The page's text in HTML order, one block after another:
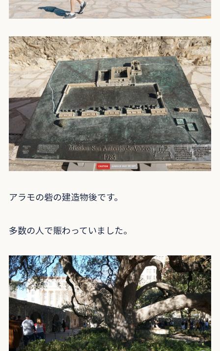
アラモの砦の建造物後です。
多数の人で賑わっていました。